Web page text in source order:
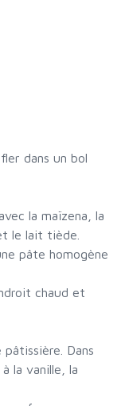
dans un bol
la maïzena, la
le lait tiède.
pâte homogène
chaud et
Dans
la vanille, la